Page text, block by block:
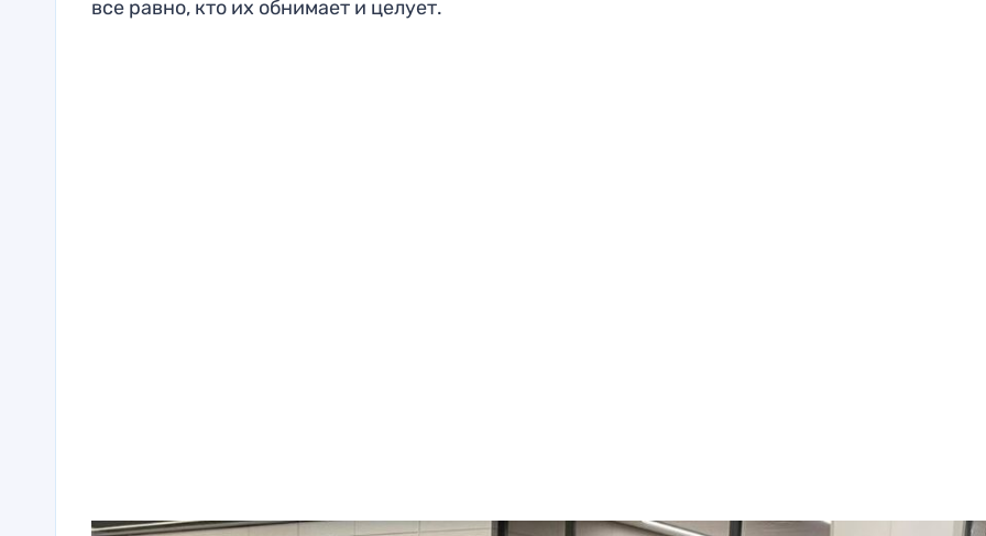
все равно, кто их обнимает и целует.